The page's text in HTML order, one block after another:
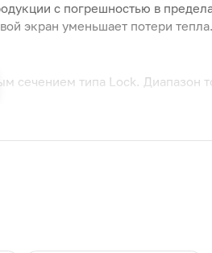
с погрешностью в
экран уменьшает потери
сечением типа Lock. Диапазон